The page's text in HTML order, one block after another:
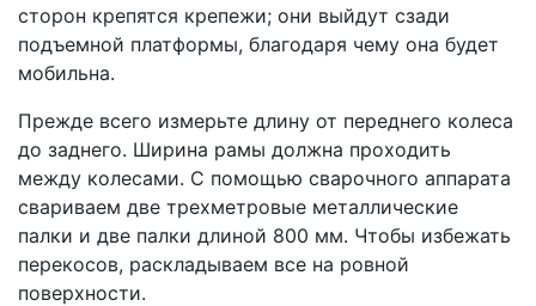
сторон крепятся крепежи; они выйдут сзади
подъемной платформы, благодаря чему она будет
мобильна.
Прежде всего измерьте длину от переднего колеса
до заднего. Ширина рамы должна проходить
между колесами. С помощью сварочного аппарата
свариваем две трехметровые металлические
палки и две палки длиной 800 мм. Чтобы избежать
перекосов, раскладываем все на ровной
поверхности.